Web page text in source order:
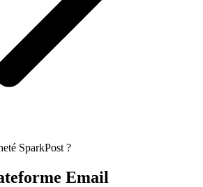
SparkPost ?
Email